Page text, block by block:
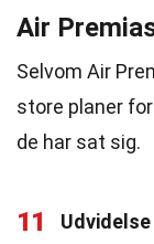
Air
Selvom Air
store planer
de har sat sig.
11